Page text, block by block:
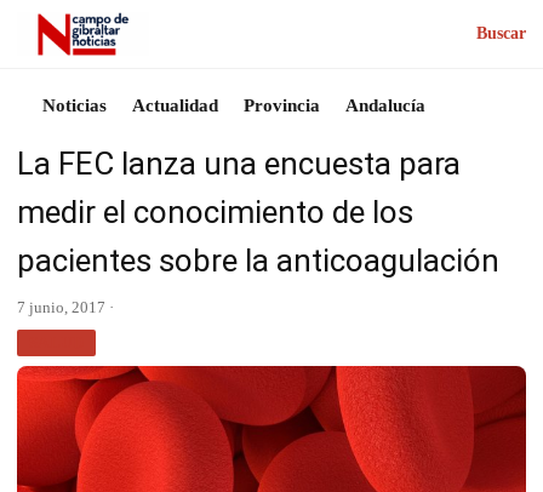
Buscar
Noticias Actualidad Provincia Andalucía
La FEC lanza una encuesta para
medir el conocimiento de los
pacientes sobre la anticoagulación
7 junio, 2017 ·